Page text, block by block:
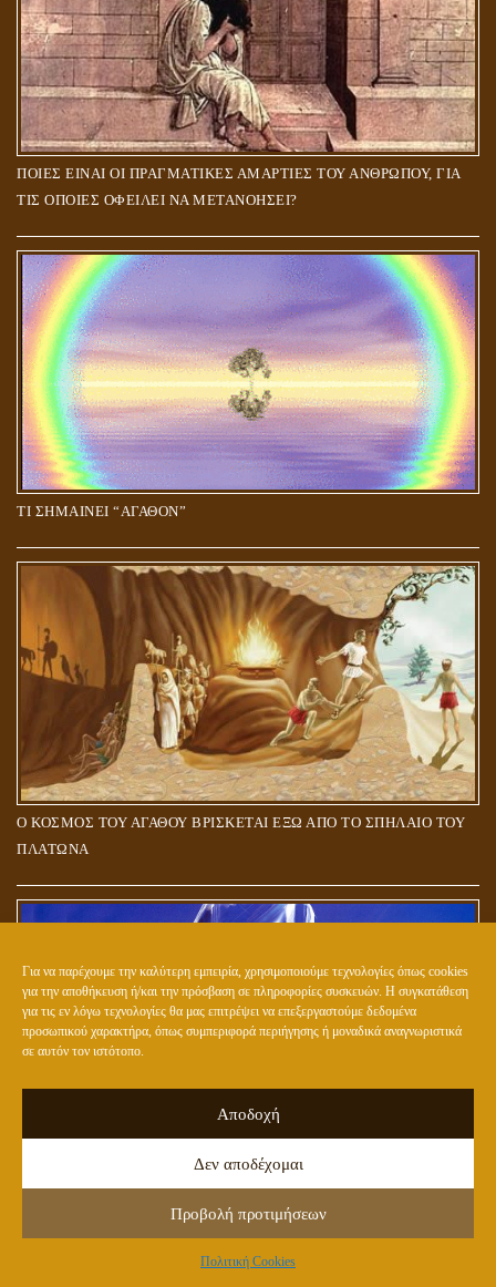
Για να παρέχουμε την καλύτερη εμπειρία, χρησιμοποιούμε τεχνολογίες όπως cookies
για την αποθήκευση ή/και την πρόσβαση σε πληροφορίες συσκευών. Η συγκατάθεση
για τις εν λόγω τεχνολογίες θα μας επιτρέψει να επεξεργαστούμε δεδομένα
προσωπικού χαρακτήρα, όπως συμπεριφορά περιήγησης ή μοναδικά αναγνωριστικά
σε αυτόν τον ιστότοπο.
Αποδοχή
Δεν αποδέχομαι
Προβολή προτιμήσεων
Πολιτική Cookies
ΠΟΙΕΣ ΕΙΝΑΙ ΟΙ ΠΡΑΓΜΑΤΙΚΕΣ ΑΜΑΡΤΙΕΣ ΤΟΥ ΑΝΘΡΩΠΟΥ, ΓΙΑ
ΤΙΣ ΟΠΟΙΕΣ ΟΦΕΙΛΕΙ ΝΑ ΜΕΤΑΝΟΗΣΕΙ?
ΤΙ ΣΗΜΑΙΝΕΙ “ΑΓΑΘΟΝ”
Ο ΚΟΣΜΟΣ ΤΟΥ ΑΓΑΘΟΥ ΒΡΙΣΚΕΤΑΙ ΕΞΩ ΑΠΟ ΤΟ ΣΠΗΛΑΙΟ ΤΟΥ
ΠΛΑΤΩΝΑ
ΕΤΟΙΜΑΖΟΥΝ ΤΟ ΝΕΟ (ΥΒΡΙΔΙΚΟ) ΕΙΔΟΣ ΑΝΘΡΩΠΟΥ;